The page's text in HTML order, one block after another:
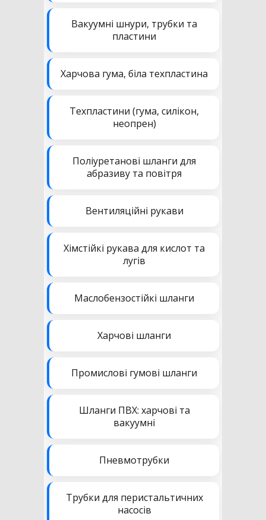
Вакуумні шнури, трубки та
пластини
Харчова гума, біла техпластина
Техпластини (гума, силікон,
неопрен)
Поліуретанові шланги для
абразиву та повітря
Вентиляційні рукави
Хімстійкі рукава для кислот та
лугів
Маслобензостійкі шланги
Харчові шланги
Промислові гумові шланги
Шланги ПВХ: харчові та
вакуумні
Пневмотрубки
Трубки для перистальтичних
насосів